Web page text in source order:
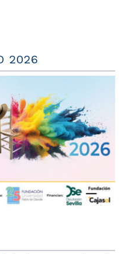
2026